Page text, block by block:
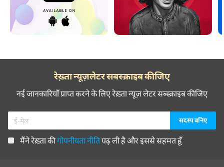
रेख़्ता न्यूज़लेटर सबस्क्राइब कीजिए
नई जानकारियाँ प्राप्त करने के लिए रेख़्ता न्यूज़ लेटर सब्स्क्राइब कीजिए
मैंने रेख़्ता कीगोपनीयता नीतिपढ़ ली है और इससे सहमत हूँ